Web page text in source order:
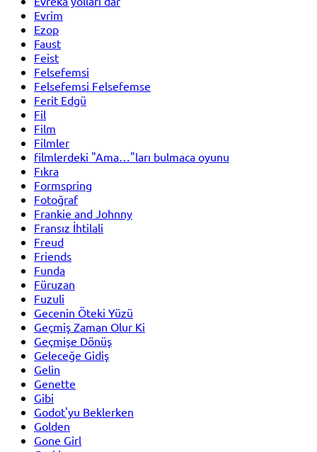
Evrim
Ezop
Faust
Feist
Felsefemsi
Felsefemsi Felsefemse
Ferit Edgü
Fil
Film
Filmler
filmlerdeki "Ama…"ları bulmaca oyunu
Fıkra
Formspring
Fotoğraf
Frankie and Johnny
Fransız İhtilali
Freud
Friends
Funda
Füruzan
Fuzuli
Gecenin Öteki Yüzü
Geçmiş Zaman Olur Ki
Geçmişe Dönüş
Geleceğe Gidiş
Gelin
Genette
Gibi
Godot'yu Beklerken
Golden
Gone Girl